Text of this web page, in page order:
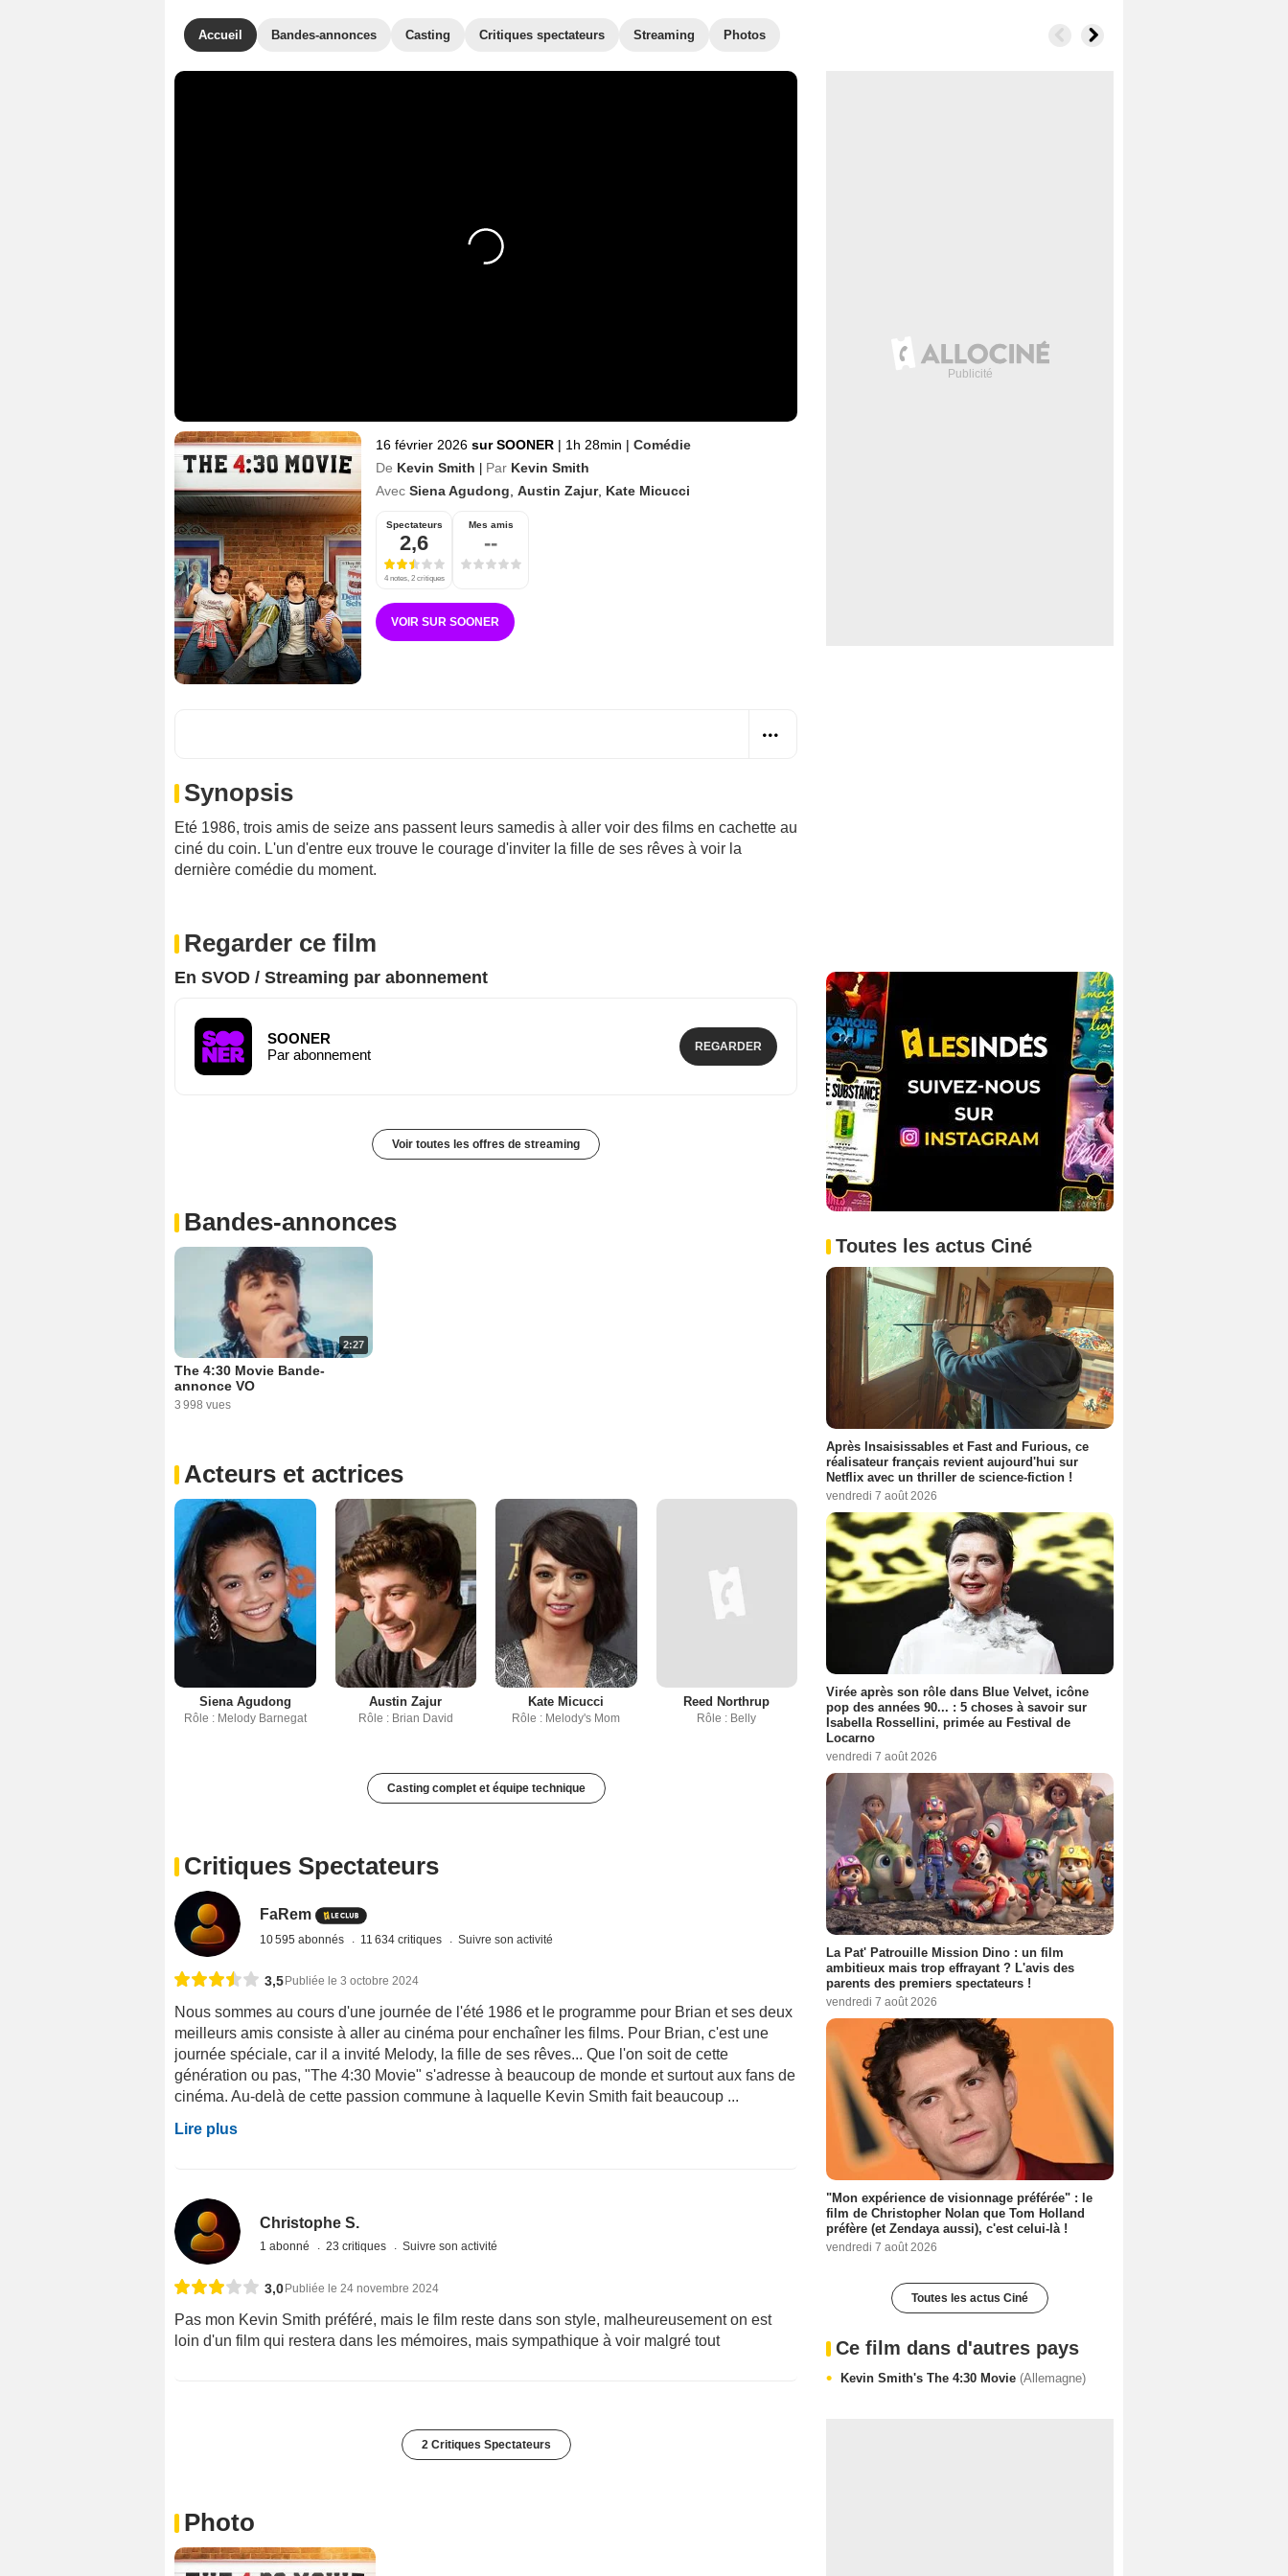
Accueil Bandes-annonces Casting Critiques spectateurs Streaming Photos
16 février 2026 sur SOONER | 1h 28min | Comédie
De Kevin Smith | Par Kevin Smith
Avec Siena Agudong Austin Zajur, Kate Micucci
Spectateurs
2,6
4 notes, 2 critiques
Mes amis
--
VOIR SUR SOONER
Synopsis
Eté 1986, trois amis de seize ans passent leurs samedis à aller voir des films en cachette au
ciné du coin. L'un d'entre eux trouve le courage d'inviter la fille de ses rêves à voir la
dernière comédie du moment.
Regarder ce film
En SVOD / Streaming par abonnement
SOONER
Par abonnement
REGARDER
Voir toutes les offres de streaming
Bandes-annonces
2:27
The 4:30 Movie Bande-
annonce VO
3 998 vues
Acteurs et actrices
Siena Agudong
Rôle : Melody Barnegat
Austin Zajur
Rôle : Brian David
Kate Micucci
Rôle : Melody's Mom
Reed Northrup
Rôle : Belly
Casting complet et équipe technique
Critiques Spectateurs
FaRem
10 595 abonnés 11 634 critiques Suivre son activité
3,5Publiée le 3 octobre 2024
Nous sommes au cours d'une journée de l'été 1986 et le programme pour Brian et ses deux
meilleurs amis consiste à aller au cinéma pour enchaîner les films. Pour Brian, c'est une
journée spéciale, car il a invité Melody, la fille de ses rêves... Que l'on soit de cette
génération ou pas, "The 4:30 Movie" s'adresse à beaucoup de monde et surtout aux fans de
cinéma. Au-delà de cette passion commune à laquelle Kevin Smith fait beaucoup ...
Lire plus
Christophe S.
1 abonné 23 critiques Suivre son activité
3,0Publiée le 24 novembre 2024
Pas mon Kevin Smith préféré, mais le film reste dans son style, malheureusement on est
loin d'un film qui restera dans les mémoires, mais sympathique à voir malgré tout
2 Critiques Spectateurs
Photo
Toutes les actus Ciné
Après Insaisissables et Fast and Furious, ce
réalisateur français revient aujourd'hui sur
Netflix avec un thriller de science-fiction !
vendredi 7 août 2026
Virée après son rôle dans Blue Velvet, icône
pop des années 90... : 5 choses à savoir sur
Isabella Rossellini, primée au Festival de
Locarno
vendredi 7 août 2026
La Pat' Patrouille Mission Dino : un film
ambitieux mais trop effrayant ? L'avis des
parents des premiers spectateurs !
vendredi 7 août 2026
"Mon expérience de visionnage préférée" : le
film de Christopher Nolan que Tom Holland
préfère (et Zendaya aussi), c'est celui-là !
vendredi 7 août 2026
Toutes les actus Ciné
Ce film dans d'autres pays
Kevin Smith's The 4:30 Movie (Allemagne)